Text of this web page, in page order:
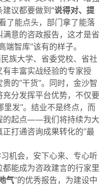
议都要做到“说得对、提
了能点头，部门拿了能落
意的咨政报告，这才是省
智库"该有的样子。
族大学、省委党校、省社
丰富实战经验的专家授
的"干货"。同时，金沙智
分发挥平台优势，不仅要
发"。结业不是终点，而
的起点——我们将持续为大
打通咨询成果转化的"最
机会，安下心来、专心听
能成为咨政建言的行家里
气"的优秀报告，为建设中